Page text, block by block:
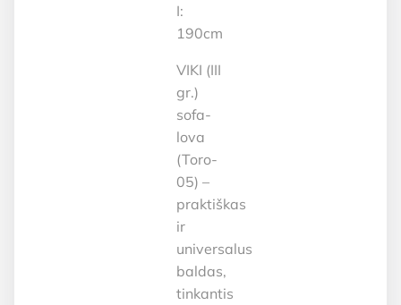
I:
190cm
VIKI (III
gr.)
sofa-
lova
(Toro-
05) –
praktiškas
ir
universalus
baldas,
tinkantis